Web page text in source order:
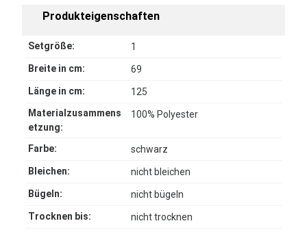
Produkteigenschaften
Setgröße:
1
Breite in cm:
69
Länge in cm:
125
Materialzusammens
etzung:
100% Polyester
Farbe:
schwarz
Bleichen:
nicht bleichen
Bügeln:
nicht bügeln
Trocknen bis:
nicht trocknen